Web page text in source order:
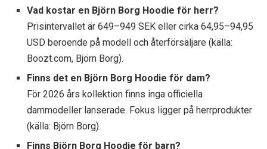
Vad kostar en Björn Borg Hoodie för herr?
Prisintervallet är 649–949 SEK eller cirka 64,95–94,95
USD beroende på modell och återförsäljare (källa:
Boozt.com, Björn Borg).
Finns det en Björn Borg Hoodie för dam?
För 2026 års kollektion finns inga officiella
dammodeller lanserade. Fokus ligger på herrprodukter
(källa: Björn Borg).
Finns Björn Borg Hoodie för barn?